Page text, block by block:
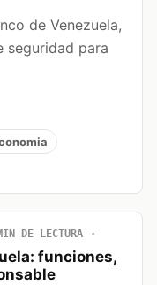
de Venezuela,
seguridad para
DE LECTURA
funciones,